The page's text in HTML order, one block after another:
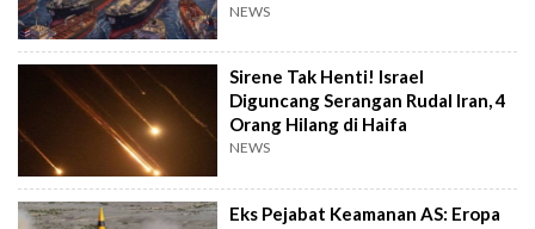
NEWS
Sirene Tak Henti! Israel
Diguncang Serangan Rudal Iran, 4
Orang Hilang di Haifa
NEWS
Eks Pejabat Keamanan AS: Eropa